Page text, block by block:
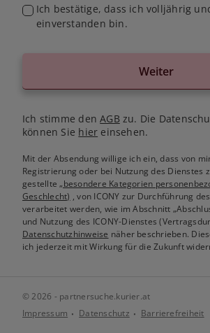
Ich bestätige, dass ich volljährig
einverstanden bin.
Weiter
Ich stimme denAGB zu. Die
können Sie hier einsehen.
Mit der Absendung willige ich ein, dass von
Registrierung oder bei Nutzung des Dienstes
gestellte„besondere Kategorien
Geschlecht) , von ICONY zur Durchführung
verarbeitet werden, wie im Abschnitt
und Nutzung des ICONY-Dienstes
Datenschutzhinweise näher beschrieben.
ich jederzeit mit Wirkung für die Zukunft
© 2026 - partnersuche.kurier.at
Impressum
Datenschutz Barrierefreiheit